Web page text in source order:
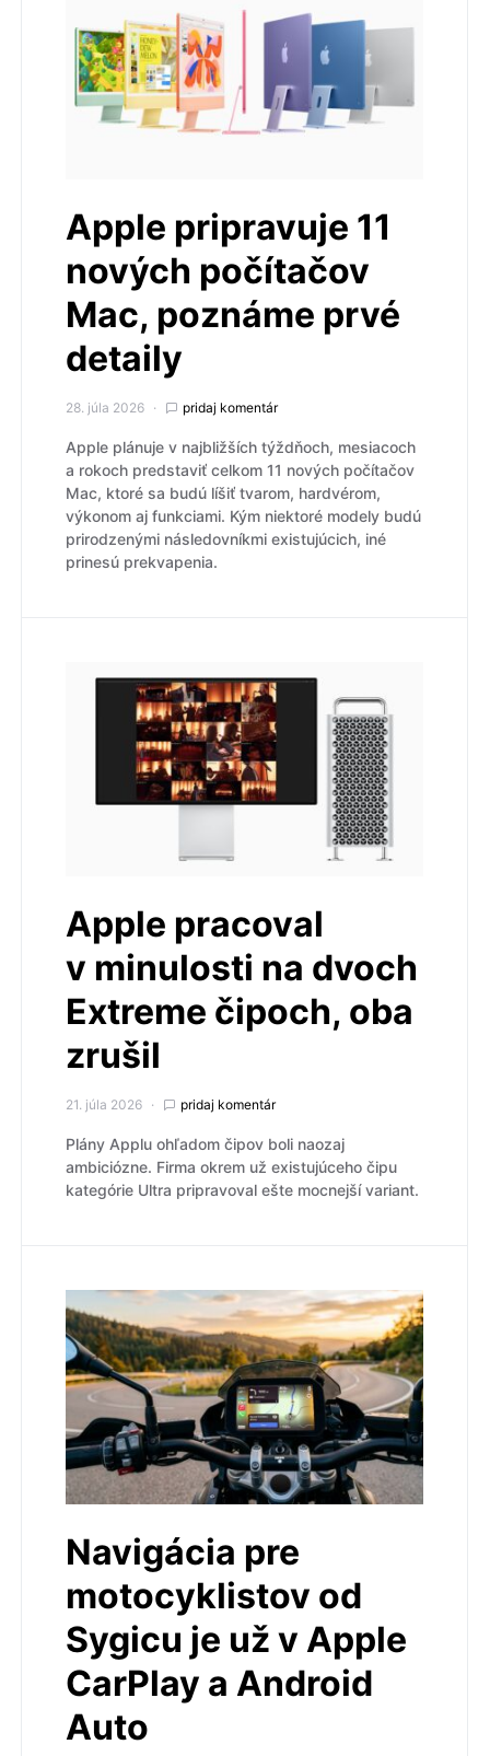
Apple pripravuje 11
nových počítačov
Mac, poznáme prvé
detaily
28. júla 2026 pridaj komentár
Apple plánuje v najbližších týždňoch, mesiacoch
a rokoch predstaviť celkom 11 nových počítačov
Mac, ktoré sa budú líšiť tvarom, hardvérom,
výkonom aj funkciami. Kým niektoré modely budú
prirodzenými následovníkmi existujúcich, iné
prinesú prekvapenia.
Apple pracoval
v minulosti na dvoch
Extreme čipoch, oba
zrušil
21. júla 2026 pridaj komentár
Plány Applu ohľadom čipov boli naozaj
ambiciózne. Firma okrem už existujúceho čipu
kategórie Ultra pripravoval ešte mocnejší variant.
Navigácia pre
motocyklistov od
Sygicu je už v Apple
CarPlay a Android
Auto